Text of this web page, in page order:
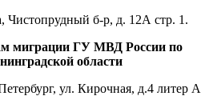
Чистопрудный б-р, д. 12А стр. 1.
миграции ГУ МВД России по
области
ул. Кирочная, д.4 литер А